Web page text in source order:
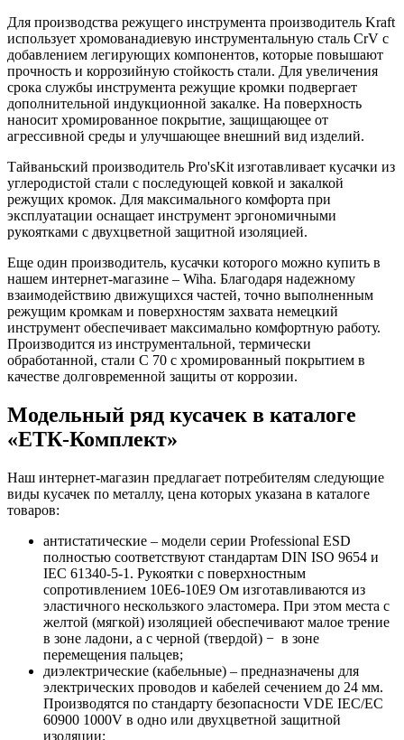
Для производства режущего инструмента производитель Kraft
использует хромованадиевую инструментальную сталь CrV с
добавлением легирующих компонентов, которые повышают
прочность и коррозийную стойкость стали. Для увеличения
срока службы инструмента режущие кромки подвергает
дополнительной индукционной закалке. На поверхность
наносит хромированное покрытие, защищающее от
агрессивной среды и улучшающее внешний вид изделий.
Тайваньский производитель Pro'sKit изготавливает кусачки из
углеродистой стали с последующей ковкой и закалкой
режущих кромок. Для максимального комфорта при
эксплуатации оснащает инструмент эргономичными
рукоятками с двухцветной защитной изоляцией.
Еще один производитель, кусачки которого можно купить в
нашем интернет-магазине – Wiha. Благодаря надежному
взаимодействию движущихся частей, точно выполненным
режущим кромкам и поверхностям захвата немецкий
инструмент обеспечивает максимально комфортную работу.
Производится из инструментальной, термически
обработанной, стали C 70 с хромированный покрытием в
качестве долговременной защиты от коррозии.
Модельный ряд кусачек в каталоге
«ЕТК-Комплект»
Наш интернет-магазин предлагает потребителям следующие
виды кусачек по металлу, цена которых указана в каталоге
товаров:
антистатические – модели серии Professional ESD
полностью соответствуют стандартам DIN ISO 9654 и
IEC 61340-5-1. Рукоятки с поверхностным
сопротивлением 10Е6-10Е9 Ом изготавливаются из
эластичного нескользкого эластомера. При этом места с
желтой (мягкой) изоляцией обеспечивают малое трение
в зоне ладони, а с черной (твердой) − в зоне
перемещения пальцев;
диэлектрические (кабельные) – предназначены для
электрических проводов и кабелей сечением до 24 мм.
Производятся по стандарту безопасности VDE IEC/EC
60900 1000V в одно или двухцветной защитной
изоляции;